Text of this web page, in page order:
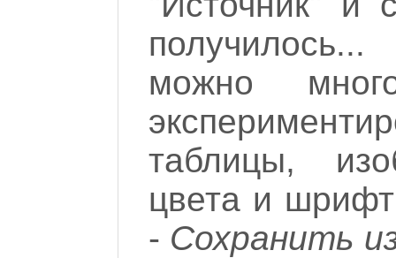
можно
таблицы,
цвета и
- Сохранить